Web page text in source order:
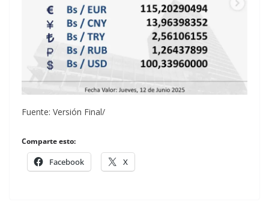
Fuente: Versión Final/
Comparte esto:
Facebook X